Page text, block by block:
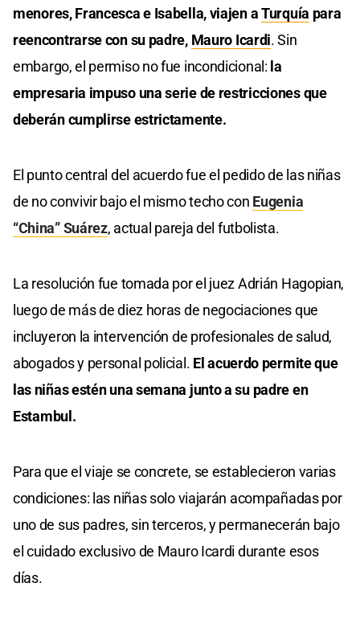
menores, Francesca e Isabella, viajen aTurquía para
reencontrarse con su padre, Mauro Icardi. Sin
embargo, el permiso no fue incondicional: la
empresaria impuso una serie de restricciones que
deberán cumplirse estrictamente.
El punto central del acuerdo fue el pedido de las niñas
de no convivir bajo el mismo techo con Eugenia
“China” Suárez, actual pareja del futbolista.
La resolución fue tomada por el juez Adrián Hagopian,
luego de más de diez horas de negociaciones que
incluyeron la intervención de profesionales de salud,
abogados y personal policial. El acuerdo permite que
las niñas estén una semana junto a su padre en
Estambul.
Para que el viaje se concrete, se establecieron varias
condiciones: las niñas solo viajarán acompañadas por
uno de sus padres, sin terceros, y permanecerán bajo
el cuidado exclusivo de Mauro Icardi durante esos
días.